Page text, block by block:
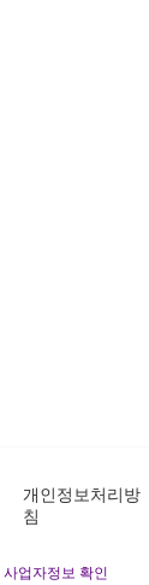
개인정보처리방
침
사업자정보 확인